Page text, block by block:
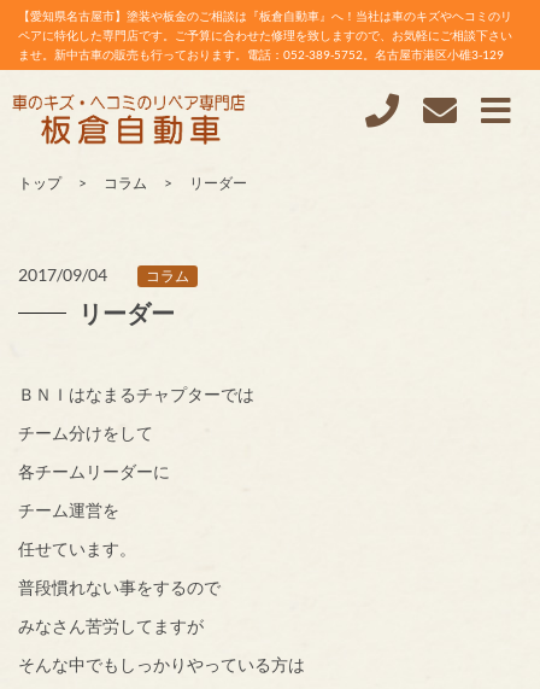
【愛知県名古屋市】塗装や板金のご相談は『板倉自動車』へ！当社は車のキズやヘコミのリ
ペアに特化した専門店です。ご予算に合わせた修理を致しますので、お気軽にご相談下さい
ませ。新中古車の販売も行っております。電話：052-389-5752。名古屋市港区小碓3-129
トップ コラム リーダー
2017/09/04 コラム
リーダー
ＢＮＩはなまるチャプターでは
チーム分けをして
各チームリーダーに
チーム運営を
任せています。
普段慣れない事をするので
みなさん苦労してますが
そんな中でもしっかりやっている方は